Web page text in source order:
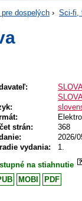
pre dospelých › Sci-fi,
strán:
368
2026/
vydania:
1.
na stiahnutie
MOBI PDF